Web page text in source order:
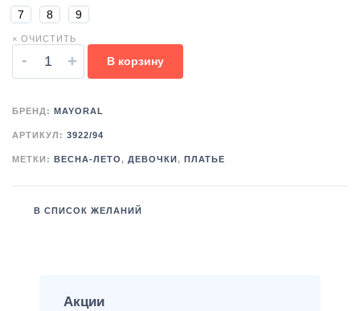
7 8 9
× ОЧИСТИТЬ
- + В корзину
БРЕНД: MAYORAL
АРТИКУЛ: 3922/94
МЕТКИ: ВЕСНА-ЛЕТО, ДЕВОЧКИ , ПЛАТЬЕ
В СПИСОК ЖЕЛАНИЙ
Акции